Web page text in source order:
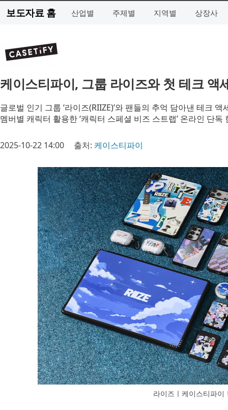
보도자료 홈 산업별 주제별 지역별 상장사
케이스티파이, 그룹 라이즈와 첫 테크 액
글로벌 인기 그룹 ‘라이즈(RIIZE)’와 팬들의 추억 담아낸 테크
멤버별 캐릭터 활용한 ‘캐릭터 스페셜 비즈 스트랩’ 온라인 단
2025-10-22 14:00 출처: 케이스티파이
라이즈ㅣ케이스티파이